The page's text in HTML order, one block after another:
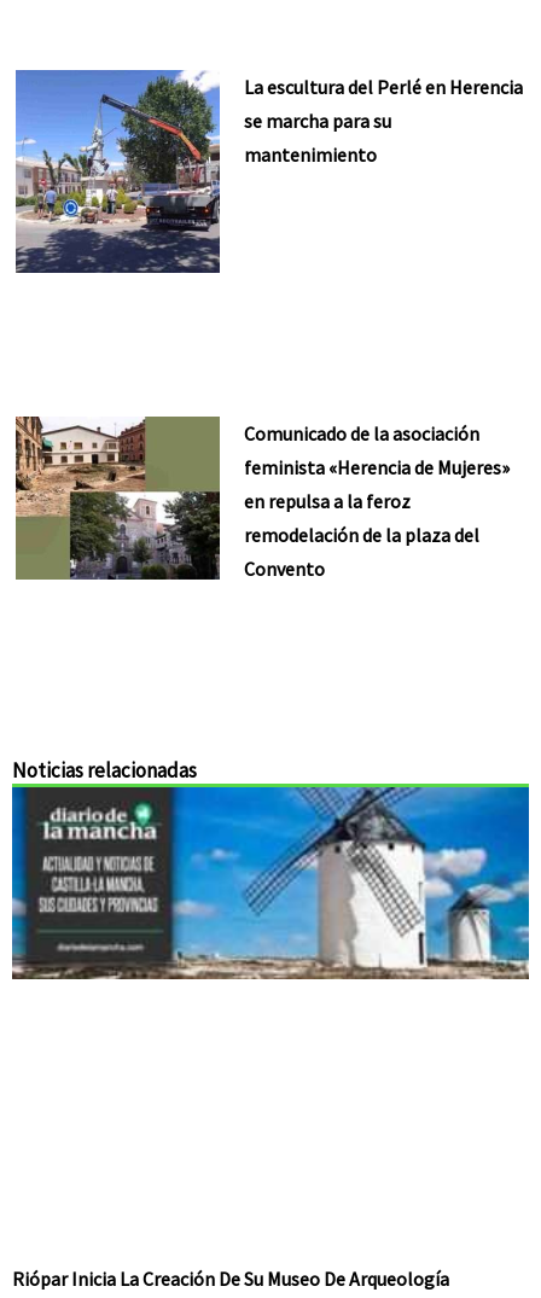
La escultura del Perlé en Herencia
se marcha para su
mantenimiento
Comunicado de la asociación
feminista «Herencia de Mujeres»
en repulsa a la feroz
remodelación de la plaza del
Convento
Noticias relacionadas
Riópar Inicia La Creación De Su Museo De Arqueología